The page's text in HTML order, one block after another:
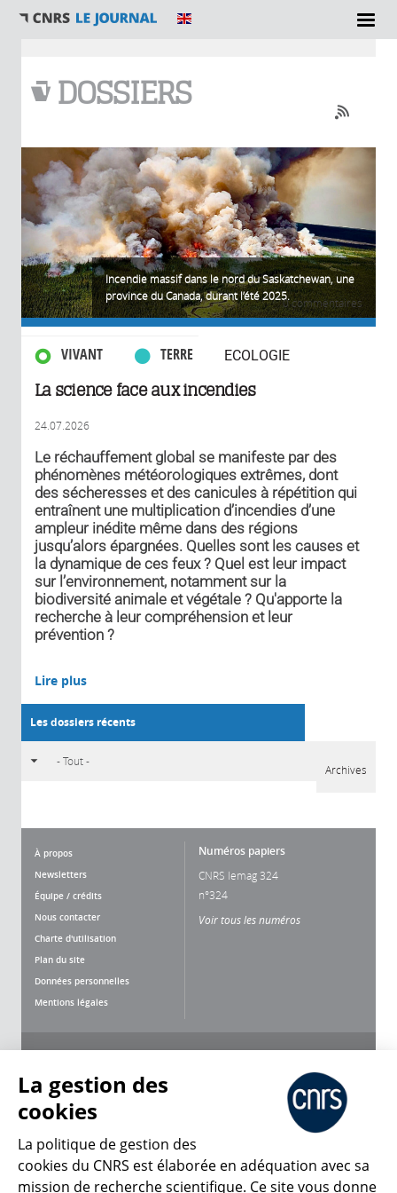
DOSSIERS
Incendie massif dans le nord du Saskatchewan, une
province du Canada, durant l’été 2025.
VIVANT TERRE ECOLOGIE
0 commentaires
La science face aux incendies
24.07.2026
Le réchauffement global se manifeste par des
phénomènes météorologiques extrêmes, dont
des sécheresses et des canicules à répétition qui
entraînent une multiplication d’incendies d’une
ampleur inédite même dans des régions
jusqu’alors épargnées. Quelles sont les causes et
la dynamique de ces feux ? Quel est leur impact
sur l’environnement, notamment sur la
biodiversité animale et végétale ? Qu'apporte la
recherche à leur compréhension et leur
prévention ?
Lire plus
Les dossiers récents
Archives
À propos
Newsletters
Équipe / crédits
Nous contacter
Charte d'utilisation
Plan du site
Données personnelles
Mentions légales
Numéros papiers
CNRS lemag 324
n°324
Voir tous les numéros
CNRS Le Mag
La gestion des
cookies
La politique de gestion des
cookies du CNRS est élaborée en adéquation avec sa
mission de recherche scientifique. Ce site vous donne